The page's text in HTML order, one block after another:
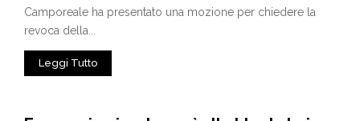
Camporeale ha presentato una mozione per chiedere la
revoca della...
Leggi Tutto